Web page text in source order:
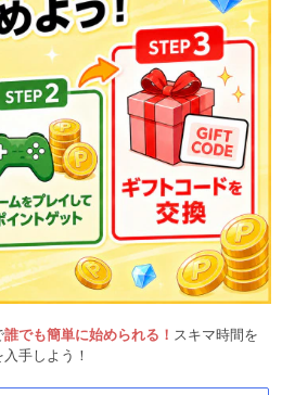
誰でも簡単に始められる！ スキマ時間を
手しよう！